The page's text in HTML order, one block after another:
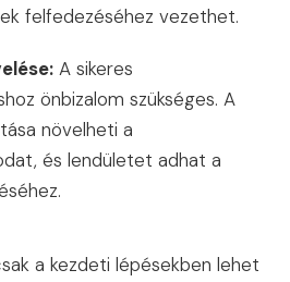
felfedezéséhez vezethet.
A sikeres
önbizalom szükséges. A
növelheti a
és lendületet adhat a
a kezdeti lépésekben lehet